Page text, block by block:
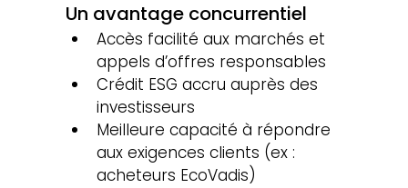
Un avantage concurrentiel
Accès facilité aux marchés et
appels d’offres responsables
Crédit ESG accru auprès des
investisseurs
Meilleure capacité à répondre
aux exigences clients (ex :
acheteurs EcoVadis)